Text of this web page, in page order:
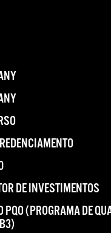
DE INVESTIMENTOS
PQO (PROGRAMA DE